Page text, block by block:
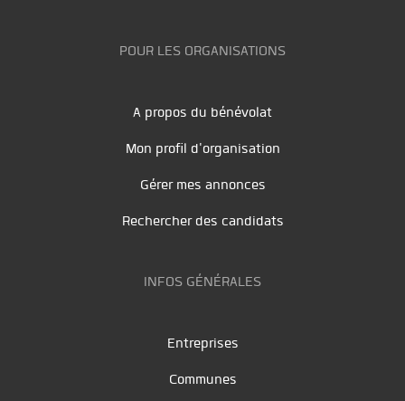
POUR LES ORGANISATIONS
A propos du bénévolat
Mon profil d'organisation
Gérer mes annonces
Rechercher des candidats
INFOS GÉNÉRALES
Entreprises
Communes